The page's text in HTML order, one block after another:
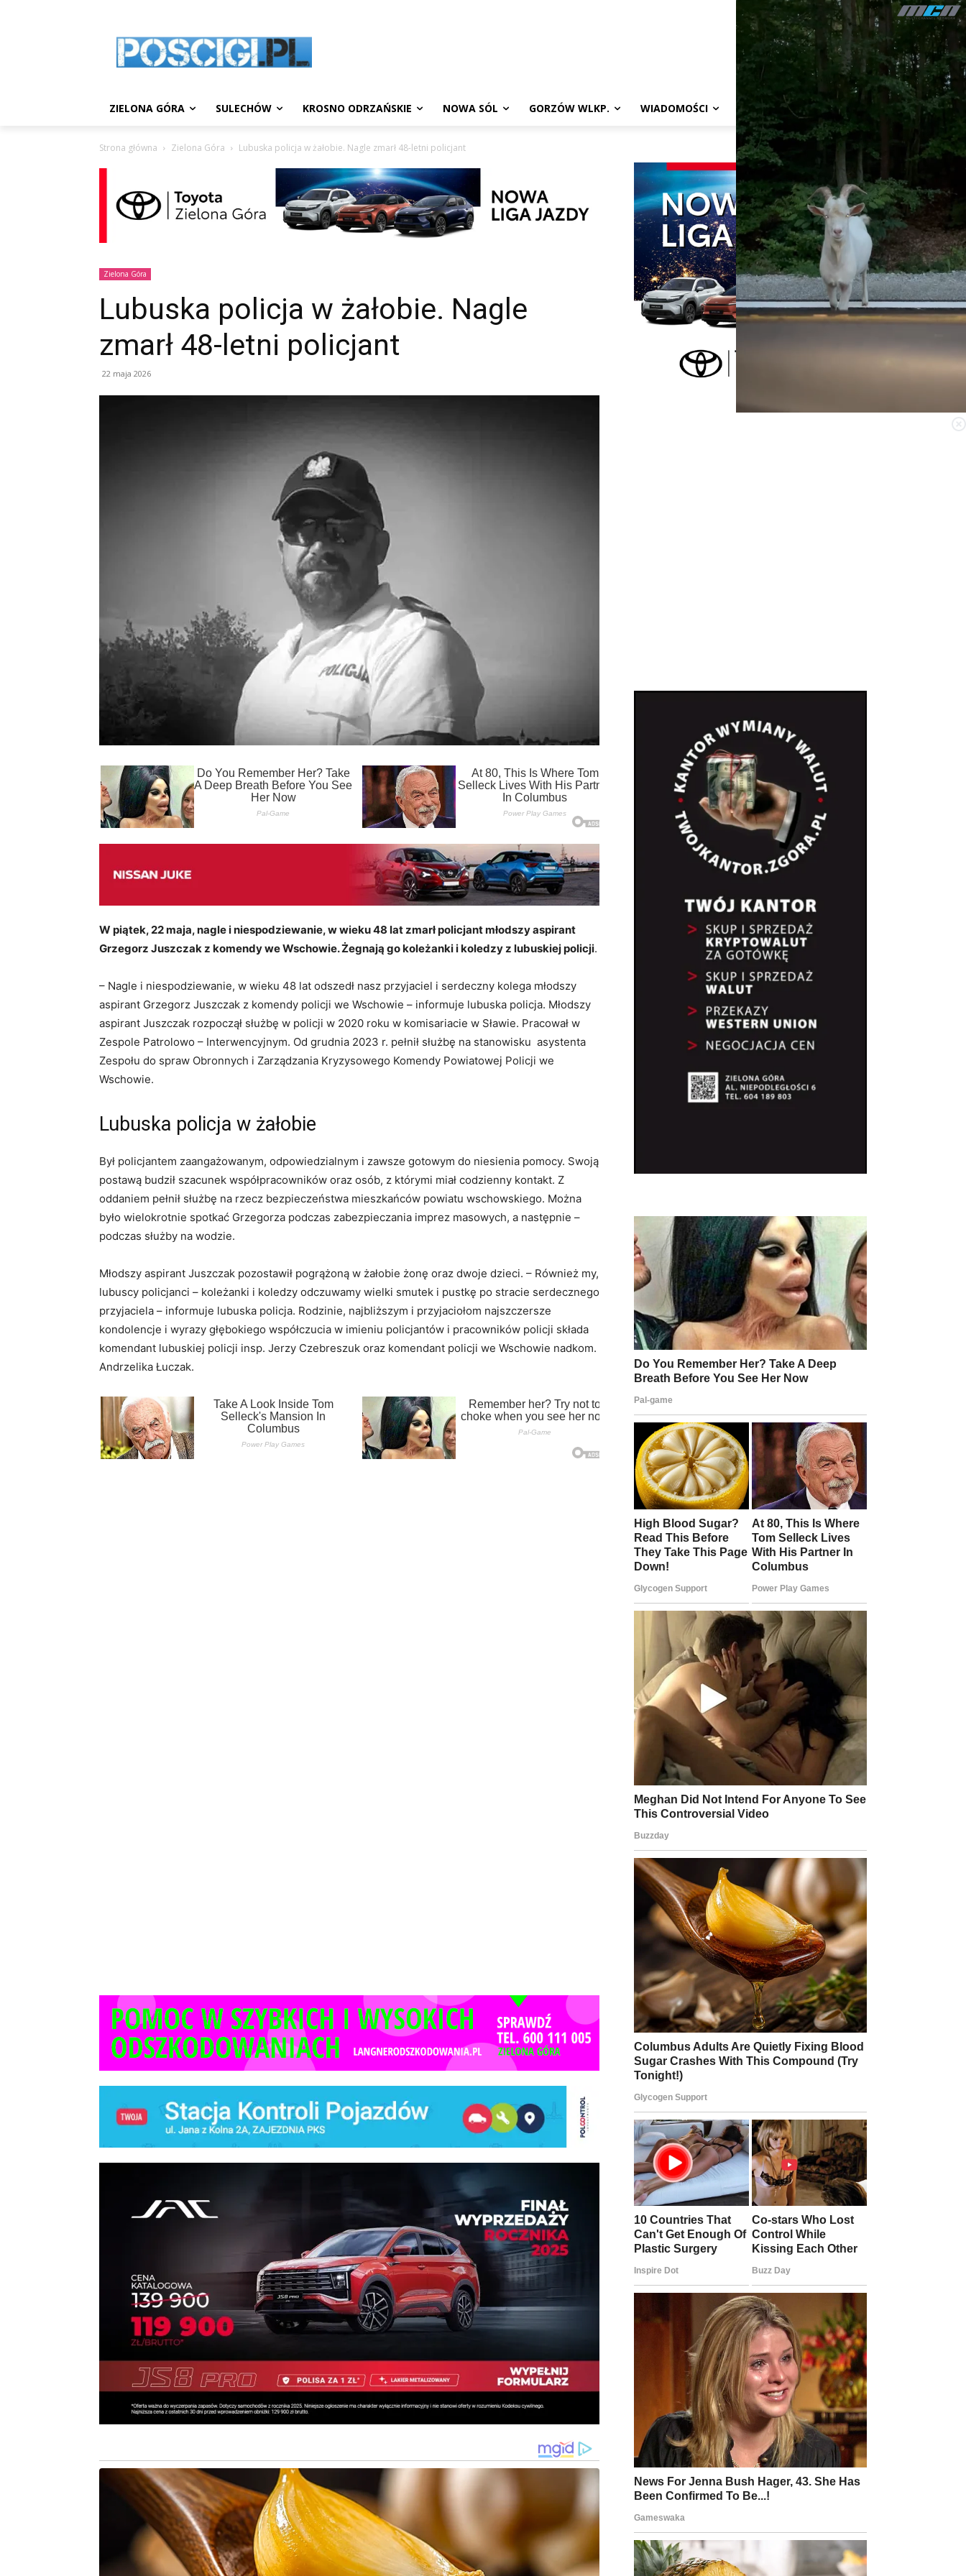
ZIELONA GÓRA SULECHÓW KROSNO ODRZAŃSKIE NOWA SÓL GORZÓW WLKP. WIADOMOŚCI
Strona główna Zielona Góra Lubuska policja w żałobie. Nagle zmarł 48-letni policjant
Zielona Góra
Lubuska policja w żałobie. Nagle
zmarł 48-letni policjant
22 maja 2026
W piątek, 22 maja, nagle i niespodziewanie, w wieku 48 lat zmarł policjant młodszy aspirant
Grzegorz Juszczak z komendy we Wschowie. Żegnają go koleżanki i koledzy z lubuskiej policji.
– Nagle i niespodziewanie, w wieku 48 lat odszedł nasz przyjaciel i serdeczny kolega młodszy
aspirant Grzegorz Juszczak z komendy policji we Wschowie – informuje lubuska policja. Młodszy
aspirant Juszczak rozpoczął służbę w policji w 2020 roku w komisariacie w Sławie. Pracował w
Zespole Patrolowo – Interwencyjnym. Od grudnia 2023 r. pełnił służbę na stanowisku asystenta
Zespołu do spraw Obronnych i Zarządzania Kryzysowego Komendy Powiatowej Policji we
Wschowie.
Lubuska policja w żałobie
Był policjantem zaangażowanym, odpowiedzialnym i zawsze gotowym do niesienia pomocy. Swoją
postawą budził szacunek współpracowników oraz osób, z którymi miał codzienny kontakt. Z
oddaniem pełnił służbę na rzecz bezpieczeństwa mieszkańców powiatu wschowskiego. Można
było wielokrotnie spotkać Grzegorza podczas zabezpieczania imprez masowych, a następnie –
podczas służby na wodzie.
Młodszy aspirant Juszczak pozostawił pogrążoną w żałobie żonę oraz dwoje dzieci. – Również my,
lubuscy policjanci – koleżanki i koledzy odczuwamy wielki smutek i pustkę po stracie serdecznego
przyjaciela – informuje lubuska policja. Rodzinie, najbliższym i przyjaciołom najszczersze
kondolencje i wyrazy głębokiego współczucia w imieniu policjantów i pracowników policji składa
komendant lubuskiej policji insp. Jerzy Czebreszuk oraz komendant policji we Wschowie nadkom.
Andrzelika Łuczak.